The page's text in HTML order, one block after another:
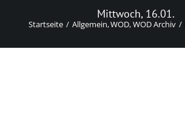
Mittwoch, 16.01.
Startseite Allgemein WOD WOD Archiv